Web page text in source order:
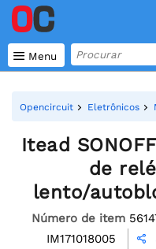
 Menu
Opencircuit Eletrônicos
Itead
de
lento/
Número de item
IM171018005
